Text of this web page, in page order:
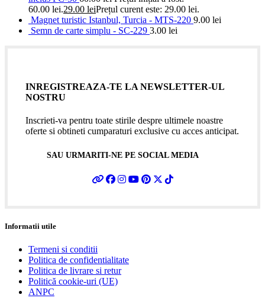
60.00 lei.29.00 leiPrețul curent este: 29.00 lei.
Magnet turistic Istanbul, Turcia - MTS-220 9.00 lei
Semn de carte simplu - SC-229 3.00 lei
INREGISTREAZA-TE LA NEWSLETTER-UL
NOSTRU
Inscrieti-va pentru toate stirile despre ultimele noastre
oferte si obtineti cumparaturi exclusive cu acces anticipat.
SAU URMARITI-NE PE SOCIAL MEDIA
Informatii utile
Termeni si conditii
Politica de confidentialitate
Politica de livrare si retur
Politică cookie-uri (UE)
ANPC